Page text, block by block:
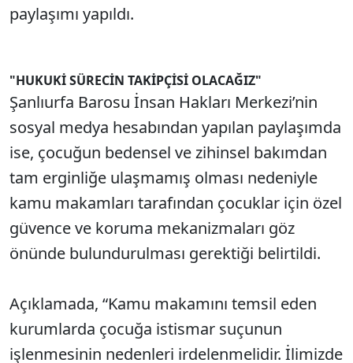
paylaşımı yapıldı.
"HUKUKİ SÜRECİN TAKİPÇİSİ OLACAĞIZ"
Şanlıurfa Barosu İnsan Hakları Merkezi’nin
sosyal medya hesabından yapılan paylaşımda
ise, çocuğun bedensel ve zihinsel bakımdan
tam erginliğe ulaşmamış olması nedeniyle
kamu makamları tarafından çocuklar için özel
güvence ve koruma mekanizmaları göz
önünde bulundurulması gerektiği belirtildi.
Açıklamada, “Kamu makamını temsil eden
kurumlarda çocuğa istismar suçunun
işlenmesinin nedenleri irdelenmelidir. İlimizde